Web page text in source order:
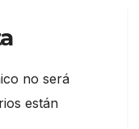
no será
están